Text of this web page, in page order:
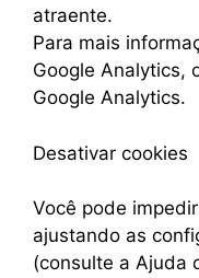
atraente.
Para mais
Google Analytics,
Google Analytics.
Desativar cookies
Você pode
ajustando as
(consulte a Ajuda